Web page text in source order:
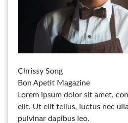
Chrissy Song
Bon Apetit Magazine
Lorem ipsum dolor sit amet,
elit. Ut elit tellus, luctus nec
pulvinar dapibus leo.